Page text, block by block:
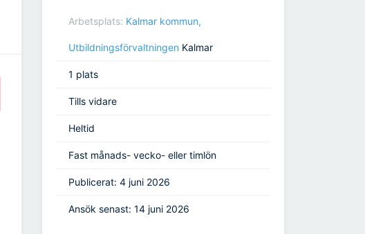
Arbetsplats: Kalmar kommun,
Utbildningsförvaltningen Kalmar
1 plats
Tills vidare
Heltid
Fast månads- vecko- eller timlön
Publicerat: 4 juni 2026
Ansök senast: 14 juni 2026